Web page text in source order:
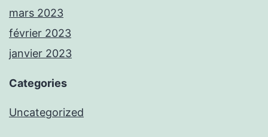
mars 2023
février 2023
janvier 2023
Categories
Uncategorized